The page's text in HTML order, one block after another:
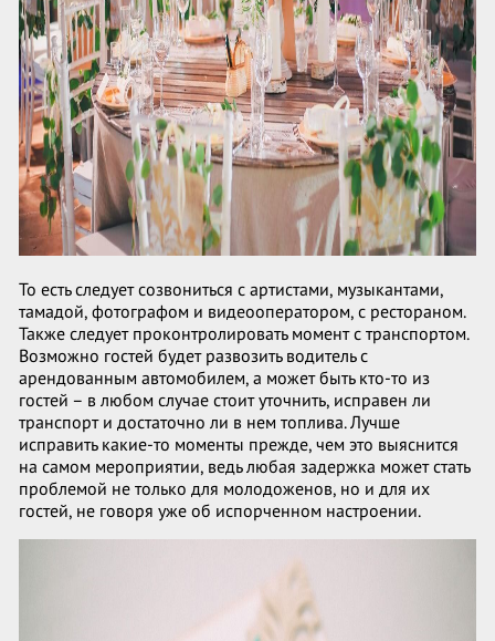
То есть следует созвониться с артистами, музыкантами,
тамадой, фотографом и видеооператором, с рестораном.
Также следует проконтролировать момент с транспортом.
Возможно гостей будет развозить водитель с
арендованным автомобилем, а может быть кто-то из
гостей – в любом случае стоит уточнить, исправен ли
транспорт и достаточно ли в нем топлива. Лучше
исправить какие-то моменты прежде, чем это выяснится
на самом мероприятии, ведь любая задержка может стать
проблемой не только для молодоженов, но и для их
гостей, не говоря уже об испорченном настроении.